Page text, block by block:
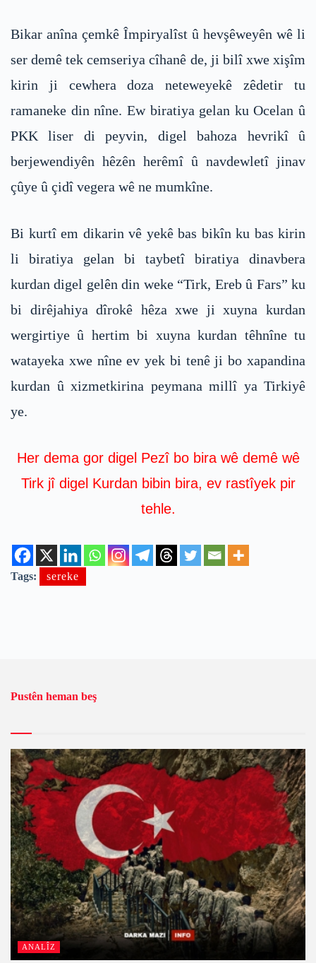
Bikar anîna çemkê Împiryalîst û hevşêweyên wê li
ser demê tek cemseriya cîhanê de, ji bilî xwe xişîm
kirin ji cewhera doza neteweyekê zêdetir tu
ramaneke din nîne. Ew biratiya gelan ku Ocelan û
PKK liser di peyvin, digel bahoza hevrikî û
berjewendiyên hêzên herêmî û navdewletî jinav
çûye û çidî vegera wê ne mumkîne.
Bi kurtî em dikarin vê yekê bas bikîn ku bas kirin
li biratiya gelan bi taybetî biratiya dinavbera
kurdan digel gelên din weke “Tirk, Ereb û Fars” ku
bi dirêjahiya dîrokê hêza xwe ji xuyna kurdan
wergirtiye û hertim bi xuyna kurdan têhnîne tu
watayeka xwe nîne ev yek bi tenê ji bo xapandina
kurdan û xizmetkirina peymana millî ya Tirkiyê
ye.
Her dema gor digel Pezî bo bira wê demê wê
Tirk jî digel Kurdan bibin bira, ev rastîyek pir
tehle.
Tags: sereke
Pustên heman beş
ANALÎZ